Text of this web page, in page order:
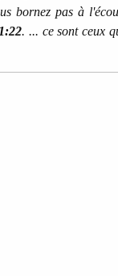
bornez pas à
. ... ce sont ceux